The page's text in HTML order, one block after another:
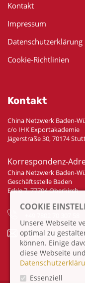
Kontakt
Impressum
Datenschutzerklärung
Cookie-Richtlinien
Kontakt
China Netzwerk Baden-
c/o IHK Exportakademie
Jägerstraße 30, 70174
Korrespondenz-
China Netzwerk Baden-
Geschäftsstelle Baden
Eckle 7, 77704 Oberkirch
info@china-bw.net
COOKIE
Unsere Webseite
optimal zu
können. Einige
diese Webseite
Essenziell